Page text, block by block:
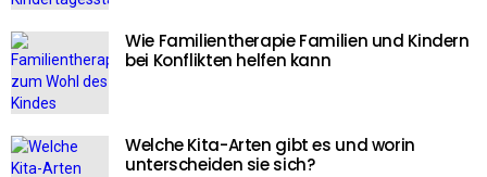
Wie Familientherapie Familien und Kindern
bei Konflikten helfen kann
Welche Kita-Arten gibt es und worin
unterscheiden sie sich?